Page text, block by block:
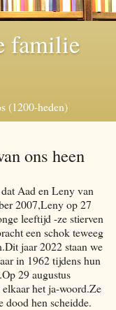
familie
(1200-heden)
ons heen
Aad en Leny van
2007,Leny op 27
leeftijd -ze stierven
een schok teweeg
jaar 2022 staan we
in 1962 tijdens hun
29 augustus
het ja-woord.Ze
dood hen scheidde.